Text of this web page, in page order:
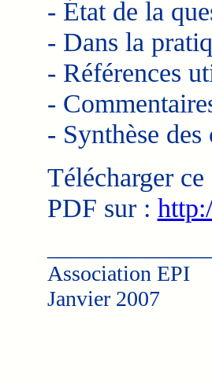
- État de la
- Dans la
- Références
-
- Synthèse
Télécharger
PDF sur :
Association EPI
Janvier 2007